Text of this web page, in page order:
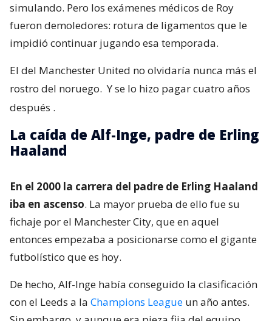
simulando. Pero los exámenes médicos de Roy
fueron demoledores: rotura de ligamentos que le
impidió continuar jugando esa temporada.
El del Manchester United no olvidaría nunca más el
rostro del noruego. Y se lo hizo pagar cuatro años
después .
La caída de Alf-Inge, padre de Erling
Haaland
En el 2000 la carrera del padre de Erling Haaland
iba en ascenso. La mayor prueba de ello fue su
fichaje por el Manchester City, que en aquel
entonces empezaba a posicionarse como el gigante
futbolístico que es hoy.
De hecho, Alf-Inge había conseguido la clasificación
con el Leeds a la Champions League un año antes.